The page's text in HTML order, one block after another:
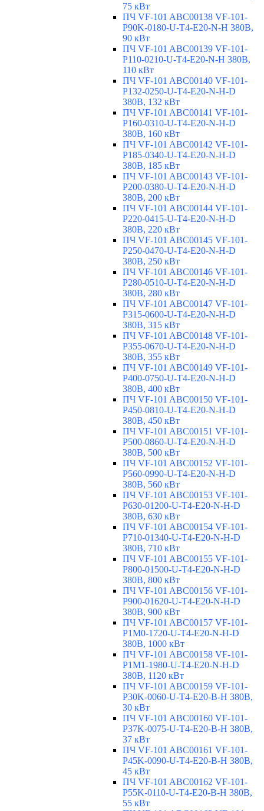
75 кВт
ПЧ VF-101 ABC00138 VF-101-
P90K-0180-U-T4-E20-N-H 380В,
90 кВт
ПЧ VF-101 ABC00139 VF-101-
P110-0210-U-T4-E20-N-H 380В,
110 кВт
ПЧ VF-101 ABC00140 VF-101-
P132-0250-U-T4-E20-N-H-D
380В, 132 кВт
ПЧ VF-101 ABC00141 VF-101-
P160-0310-U-T4-E20-N-H-D
380В, 160 кВт
ПЧ VF-101 ABC00142 VF-101-
P185-0340-U-T4-E20-N-H-D
380В, 185 кВт
ПЧ VF-101 ABC00143 VF-101-
P200-0380-U-T4-E20-N-H-D
380В, 200 кВт
ПЧ VF-101 ABC00144 VF-101-
P220-0415-U-T4-E20-N-H-D
380В, 220 кВт
ПЧ VF-101 ABC00145 VF-101-
P250-0470-U-T4-E20-N-H-D
380В, 250 кВт
ПЧ VF-101 ABC00146 VF-101-
P280-0510-U-T4-E20-N-H-D
380В, 280 кВт
ПЧ VF-101 ABC00147 VF-101-
P315-0600-U-T4-E20-N-H-D
380В, 315 кВт
ПЧ VF-101 ABC00148 VF-101-
P355-0670-U-T4-E20-N-H-D
380В, 355 кВт
ПЧ VF-101 ABC00149 VF-101-
P400-0750-U-T4-E20-N-H-D
380В, 400 кВт
ПЧ VF-101 ABC00150 VF-101-
P450-0810-U-T4-E20-N-H-D
380В, 450 кВт
ПЧ VF-101 ABC00151 VF-101-
P500-0860-U-T4-E20-N-H-D
380В, 500 кВт
ПЧ VF-101 ABC00152 VF-101-
P560-0990-U-T4-E20-N-H-D
380В, 560 кВт
ПЧ VF-101 ABC00153 VF-101-
P630-01200-U-T4-E20-N-H-D
380В, 630 кВт
ПЧ VF-101 ABC00154 VF-101-
P710-01340-U-T4-E20-N-H-D
380В, 710 кВт
ПЧ VF-101 ABC00155 VF-101-
P800-01500-U-T4-E20-N-H-D
380В, 800 кВт
ПЧ VF-101 ABC00156 VF-101-
P900-01620-U-T4-E20-N-H-D
380В, 900 кВт
ПЧ VF-101 ABC00157 VF-101-
P1M0-1720-U-T4-E20-N-H-D
380В, 1000 кВт
ПЧ VF-101 ABC00158 VF-101-
P1M1-1980-U-T4-E20-N-H-D
380В, 1120 кВт
ПЧ VF-101 ABC00159 VF-101-
P30K-0060-U-T4-E20-B-H 380В,
30 кВт
ПЧ VF-101 ABC00160 VF-101-
P37K-0075-U-T4-E20-B-H 380В,
37 кВт
ПЧ VF-101 ABC00161 VF-101-
P45K-0090-U-T4-E20-B-H 380В,
45 кВт
ПЧ VF-101 ABC00162 VF-101-
P55K-0110-U-T4-E20-B-H 380В,
55 кВт